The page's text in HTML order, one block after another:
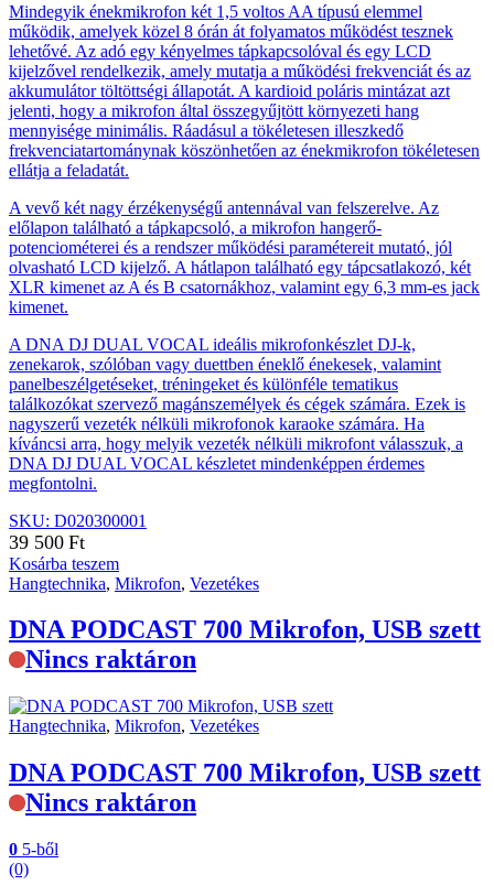
Mindegyik énekmikrofon két 1,5 voltos AA típusú elemmel
működik, amelyek közel 8 órán át folyamatos működést tesznek
lehetővé. Az adó egy kényelmes tápkapcsolóval és egy LCD
kijelzővel rendelkezik, amely mutatja a működési frekvenciát és az
akkumulátor töltöttségi állapotát. A kardioid poláris mintázat azt
jelenti, hogy a mikrofon által összegyűjtött környezeti hang
mennyisége minimális. Ráadásul a tökéletesen illeszkedő
frekvenciatartománynak köszönhetően az énekmikrofon tökéletesen
ellátja a feladatát.
A vevő két nagy érzékenységű antennával van felszerelve. Az
előlapon található a tápkapcsoló, a mikrofon hangerő-
potenciométerei és a rendszer működési paramétereit mutató, jól
olvasható LCD kijelző. A hátlapon található egy tápcsatlakozó, két
XLR kimenet az A és B csatornákhoz, valamint egy 6,3 mm-es jack
kimenet.
A DNA DJ DUAL VOCAL ideális mikrofonkészlet DJ-k,
zenekarok, szólóban vagy duettben éneklő énekesek, valamint
panelbeszélgetéseket, tréningeket és különféle tematikus
találkozókat szervező magánszemélyek és cégek számára. Ezek is
nagyszerű vezeték nélküli mikrofonok karaoke számára. Ha
kíváncsi arra, hogy melyik vezeték nélküli mikrofont válasszuk, a
DNA DJ DUAL VOCAL készletet mindenképpen érdemes
megfontolni.
SKU: D020300001
39 500 Ft
Kosárba teszem
Hangtechnika, Mikrofon, Vezetékes
DNA PODCAST 700 Mikrofon, USB szett
Nincs raktáron
Hangtechnika, Mikrofon, Vezetékes
DNA PODCAST 700 Mikrofon, USB szett
Nincs raktáron
0 5-ből
(0)